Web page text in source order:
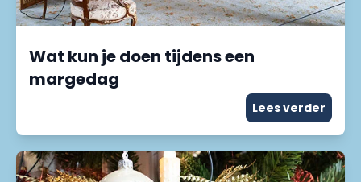
Wat kun je doen tijdens een
margedag
Lees verder